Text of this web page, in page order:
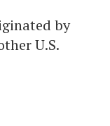
by
U.S.